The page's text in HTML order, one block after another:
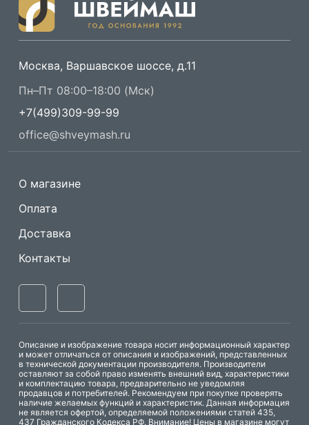
Москва, Варшавское шоссе, д.11
Пн–Пт 08:00–18:00 (Мск)
+7(499)309-99-99
office@shveymash.ru
О магазине
Оплата
Доставка
Контакты
Описание и изображение товара носит информационный характер
и может отличаться от описания и изображений, представленных
в технической документации производителя. Производители
оставляют за собой право изменять внешний вид, характеристики
и комплектацию товара, предварительно не уведомляя
продавцов и потребителей. Рекомендуем при покупке проверять
наличие желаемых функций и характеристик. Данная информация
не является офертой, определяемой положениями статей 435,
437 Гражданского Кодекса РФ. Внимание! Цены в магазине могут